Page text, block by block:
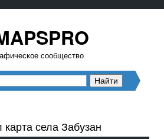
сообщество
карта села Забузан